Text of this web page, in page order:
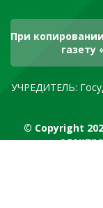
При
газету
УЧРЕДИТЕЛЬ:
© Copyright